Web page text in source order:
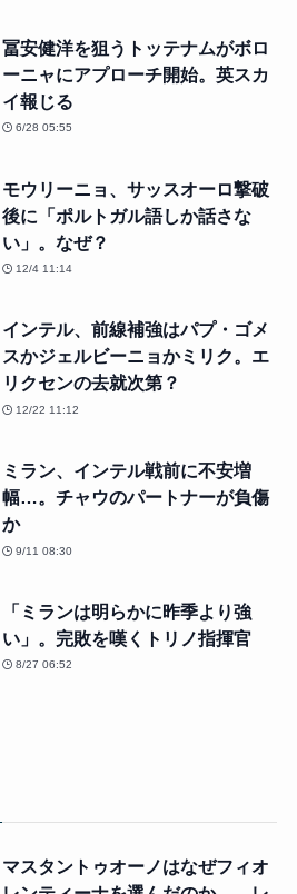
冨安健洋を狙うトッテナムがボロ
ーニャにアプローチ開始。英スカ
イ報じる
6/28 05:55
モウリーニョ、サッスオーロ撃破
後に「ポルトガル語しか話さな
い」。なぜ？
12/4 11:14
インテル、前線補強はパプ・ゴメ
スかジェルビーニョかミリク。エ
リクセンの去就次第？
12/22 11:12
ミラン、インテル戦前に不安増
幅…。チャウのパートナーが負傷
か
9/11 08:30
「ミランは明らかに昨季より強
い」。完敗を嘆くトリノ指揮官
8/27 06:52
マスタントゥオーノはなぜフィオ